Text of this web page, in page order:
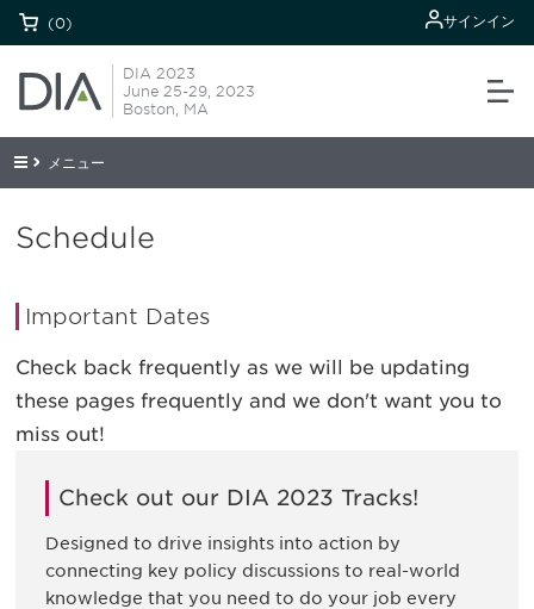
(0) サインイン
DIA 2023
June 25-29, 2023
Boston, MA
メニュー
Schedule
Important Dates
Check back frequently as we will be updating
these pages frequently and we don't want you to
miss out!
Check out our DIA 2023 Tracks!
Designed to drive insights into action by
connecting key policy discussions to real-world
knowledge that you need to do your job every